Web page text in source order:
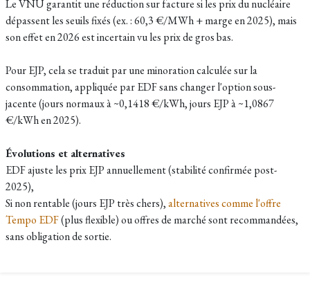
Le VNU garantit une réduction sur facture si les prix du nucléaire
dépassent les seuils fixés (ex. : 60,3 €/MWh + marge en 2025), mais
son effet en 2026 est incertain vu les prix de gros bas.​
Pour EJP, cela se traduit par une minoration calculée sur la
consommation, appliquée par EDF sans changer l'option sous-
jacente (jours normaux à ~0,1418 €/kWh, jours EJP à ~1,0867
€/kWh en 2025).​
Évolutions et alternatives
EDF ajuste les prix EJP annuellement (stabilité confirmée post-
2025),
Si non rentable (jours EJP très chers),alternatives comme l'offre
Tempo EDF(plus flexible) ou offres de marché sont recommandées,
sans obligation de sortie.